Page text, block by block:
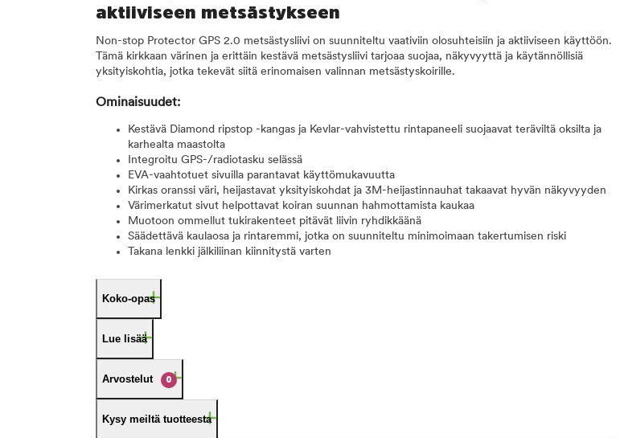
aktiiviseen metsästykseen
Non-stop Protector GPS 2.0 metsästysliivi on suunniteltu vaativiin olosuhteisiin ja aktiiviseen käyttöön.
Tämä kirkkaan värinen ja erittäin kestävä metsästysliivi tarjoaa suojaa, näkyvyyttä ja käytännöllisiä
yksityiskohtia, jotka tekevät siitä erinomaisen valinnan metsästyskoirille.
Ominaisuudet:
Kestävä Diamond ripstop -kangas ja Kevlar-vahvistettu rintapaneeli suojaavat teräviltä oksilta ja
karhealta maastolta
Integroitu GPS-/radiotasku selässä
EVA-vaahtotuet sivuilla parantavat käyttömukavuutta
Kirkas oranssi väri, heijastavat yksityiskohdat ja 3M-heijastinnauhat takaavat hyvän näkyvyyden
Värimerkatut sivut helpottavat koiran suunnan hahmottamista kaukaa
Muotoon ommellut tukirakenteet pitävät liivin ryhdikkäänä
Säädettävä kaulaosa ja rintaremmi, jotka on suunniteltu minimoimaan takertumisen riski
Takana lenkki jälkiliinan kiinnitystä varten
Koko-opas
Lue lisää
Arvostelut 0
Kysy meiltä tuotteesta